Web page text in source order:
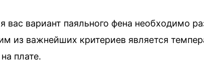
вариант паяльного фена необходимо
из важнейших критериев является
плате.